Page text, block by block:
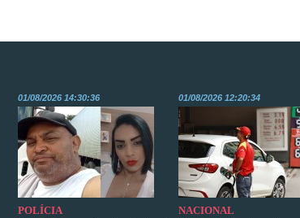
01/08/2026 14:30:36
POLÍCIA
01/08/2026 12:20:34
NACIONAL